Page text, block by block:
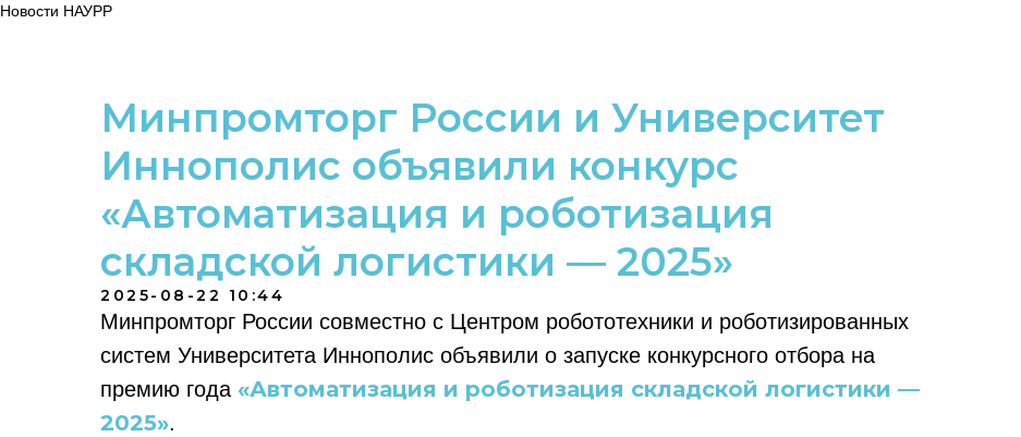
Новости НАУРР
Минпромторг России и Университет
Иннополис объявили конкурс
«Автоматизация и роботизация
складской логистики — 2025»
2025-08-22 10:44
Минпромторг России совместно с Центром робототехники и роботизированных
систем Университета Иннополис объявили о запуске конкурсного отбора на
премию года «Автоматизация и роботизация складской логистики —
2025».